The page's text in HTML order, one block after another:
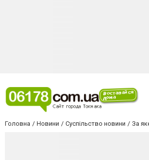
Головна Новини Суспільство новини За